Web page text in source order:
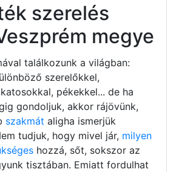
szerelés
megye
találkozunk a világban:
szerelőkkel,
pékekkel... de ha
gondoljuk, akkor rájövünk,
szakmát aligha ismerjük
tudjuk, hogy mivel jár, milyen
hozzá, sőt, sokszor az
tisztában. Emiatt fordulhat